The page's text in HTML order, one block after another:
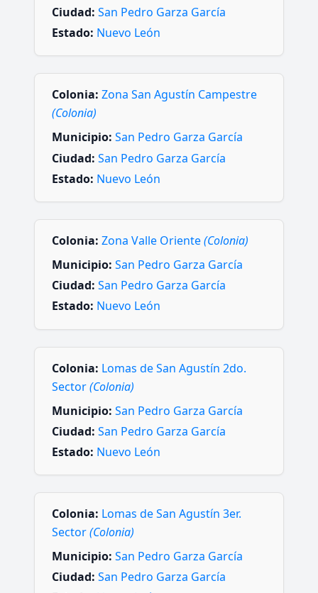
Ciudad: San Pedro Garza García
Estado: Nuevo León
Colonia: Zona San Agustín Campestre
(Colonia)
Municipio: San Pedro Garza García
Ciudad: San Pedro Garza García
Estado: Nuevo León
Colonia: Zona Valle Oriente(Colonia)
Municipio: San Pedro Garza García
Ciudad: San Pedro Garza García
Estado: Nuevo León
Colonia: Lomas de San Agustín 2do.
Sector(Colonia)
Municipio: San Pedro Garza García
Ciudad: San Pedro Garza García
Estado: Nuevo León
Colonia: Lomas de San Agustín 3er.
Sector(Colonia)
Municipio: San Pedro Garza García
Ciudad: San Pedro Garza García